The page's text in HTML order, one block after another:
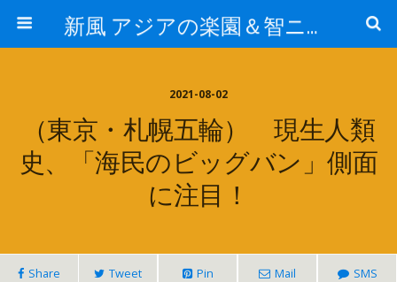
新風 アジアの楽園＆智ニア来富
2021-08-02
（東京・札幌五輪） 現生人類
史、「海民のビッグバン」側面
に注目！
Share Tweet Pin Mail SMS